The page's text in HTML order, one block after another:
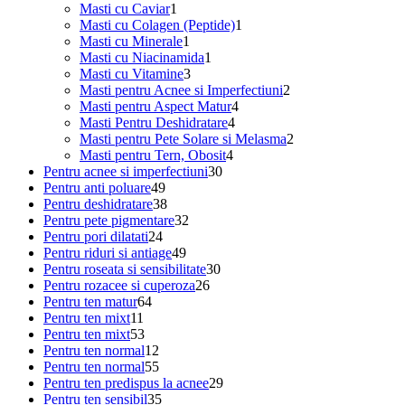
Masti cu Caviar1
produs
Masti cu Colagen (Peptide)1
Masti cu Minerale1
produs
Masti cu Niacinamida1
Masti cu Vitamine33
produse
Masti pentru Acnee si Imperfectiuni2
Masti pentru Aspect Matur44
Masti Pentru Deshidratare44
produse
Masti pentru Pete Solare si Melasma2
Masti pentru Tern, Obosit44
Pentru acnee si imperfectiuni3030
Pentru anti poluare4949
de
produse
Pentru deshidratare3838
de
Pentru pete pigmentare32
Pentru pori dilatati2424
de
produse
Pentru riduri si antiage4949
de
produse
Pentru roseata si sensibilitate3030
Pentru rozacee si cuperoza2626
Pentru ten matur6464
Pentru ten mixt11
produse
Pentru ten mixt5353
de
produse
Pentru ten normal12
produse
Pentru ten normal5555
de
produse
Pentru ten predispus la acnee2929
Pentru ten sensibil3535